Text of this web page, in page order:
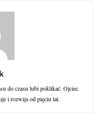
do czasu lubi poklikać. Ojciec
i rozwija od pięciu lat.